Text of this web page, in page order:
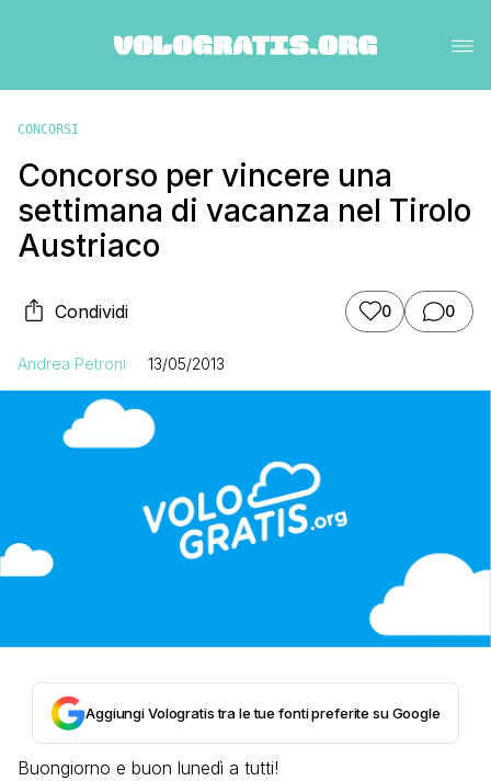
CONCORSI
Concorso per vincere una
settimana di vacanza nel Tirolo
Austriaco
Condividi 0 0
Andrea Petroni 13/05/2013
Aggiungi Vologratis tra le tue fonti preferite su Google
Buongiorno e buon lunedì a tutti!